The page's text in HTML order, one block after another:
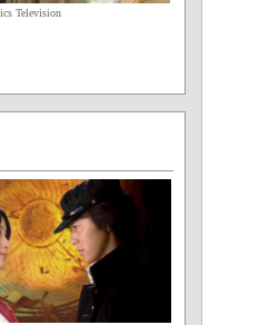
Television